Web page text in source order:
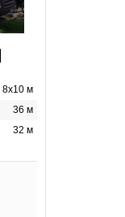
8х10 м
36 м
32 м